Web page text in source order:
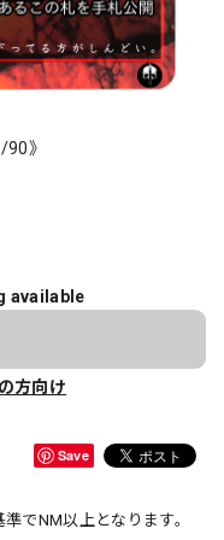
》
available
方向け
Save
でNM以上となります。